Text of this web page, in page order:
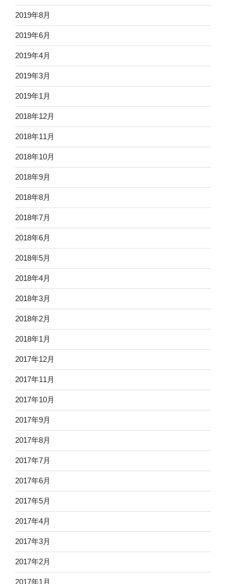
2019年8月
2019年6月
2019年4月
2019年3月
2019年1月
2018年12月
2018年11月
2018年10月
2018年9月
2018年8月
2018年7月
2018年6月
2018年5月
2018年4月
2018年3月
2018年2月
2018年1月
2017年12月
2017年11月
2017年10月
2017年9月
2017年8月
2017年7月
2017年6月
2017年5月
2017年4月
2017年3月
2017年2月
2017年1月